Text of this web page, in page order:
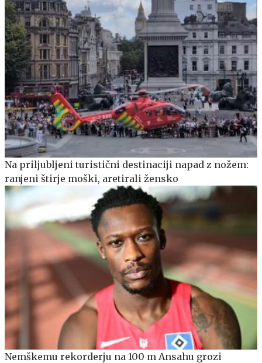
Na priljubljeni turistični destinaciji napad z nožem:
ranjeni štirje moški, aretirali žensko
Nemškemu rekorderju na 100 m Ansahu grozi